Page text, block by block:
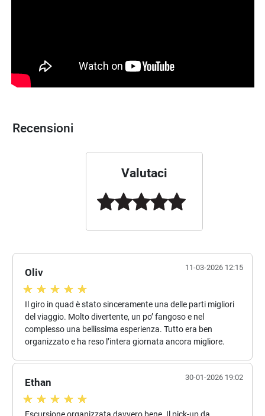
Recensioni
Valutaci
Oliv 11-03-2026 12:15
Il giro in quad è stato sinceramente una delle parti migliori
del viaggio. Molto divertente, un po’ fangoso e nel
complesso una bellissima esperienza. Tutto era ben
organizzato e ha reso l’intera giornata ancora migliore.
Ethan 30-01-2026 19:02